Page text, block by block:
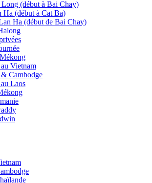
(début à Bai Chay)
Ha (début à Cat Ba)
Ha (début de Bai Chay)
Vietnam
Cambodge
Laos